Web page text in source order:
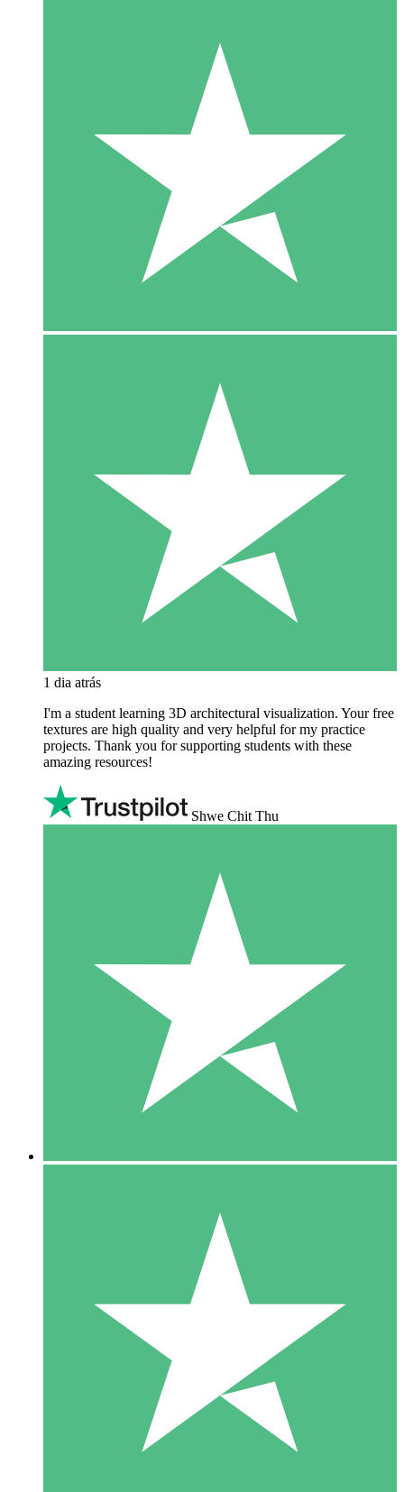
1 dia atrás
I'm a student learning 3D architectural visualization. Your free
textures are high quality and very helpful for my practice
projects. Thank you for supporting students with these
amazing resources!
Shwe Chit Thu